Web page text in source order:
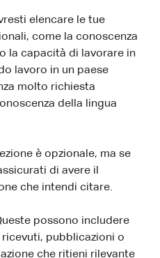
elencare le tue
come la conoscenza
la capacità di lavorare in
lavoro in un paese
molto richiesta
della lingua
è opzionale, ma se
di avere il
che intendi citare.
possono includere
ricevuti, pubblicazioni o
che ritieni rilevante